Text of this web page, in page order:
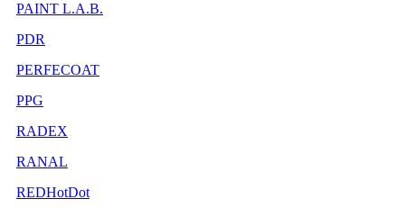
PAINT L.A.B.
PDR
PERFECOAT
PPG
RADEX
RANAL
REDHotDot